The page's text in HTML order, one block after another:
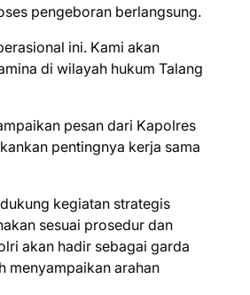
pengeboran berlangsung.
ini. Kami akan
di wilayah hukum Talang
pesan dari Kapolres
pentingnya kerja sama
kegiatan strategis
sesuai prosedur dan
akan hadir sebagai garda
menyampaikan arahan